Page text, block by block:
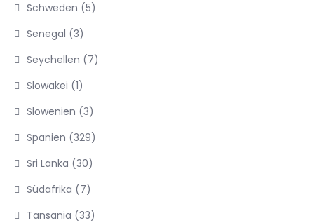
Schweden (5)
Senegal (3)
Seychellen (7)
Slowakei (1)
Slowenien (3)
Spanien (329)
Sri Lanka (30)
Südafrika (7)
Tansania (33)